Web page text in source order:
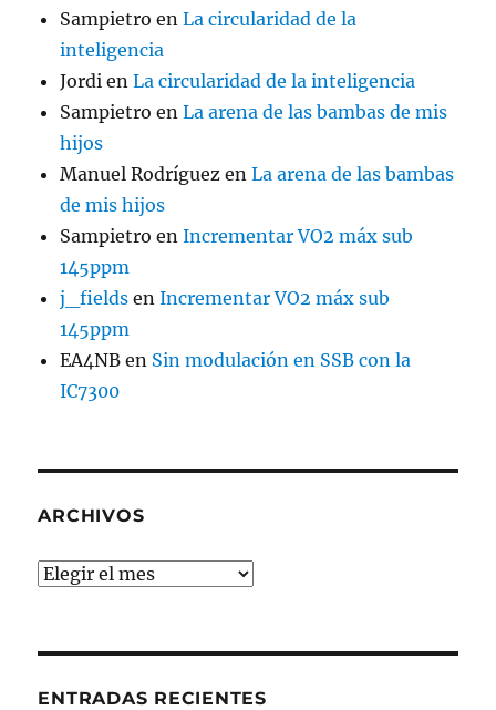
Sampietro enLa circularidad de la
inteligencia
Jordi enLa circularidad de la inteligencia
Sampietro enLa arena de las bambas de mis
hijos
Manuel Rodríguez enLa arena de las bambas
de mis hijos
Sampietro enIncrementar VO2 máx sub
145ppm
j_fields enIncrementar VO2 máx sub
145ppm
EA4NB en Sin modulación en SSB con la
IC7300
ARCHIVOS
Archivos
ENTRADAS RECIENTES